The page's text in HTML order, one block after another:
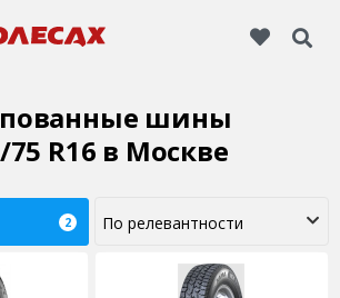
шины
75 R16 в Москве
2